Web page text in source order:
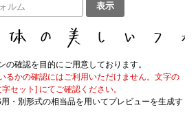
表示
の確認を目的にご用意しております。
るかの確認にはご利用いただけません。文字の
セット] にてご確認ください。
・別形式の相当品を用いてプレビューを生成す